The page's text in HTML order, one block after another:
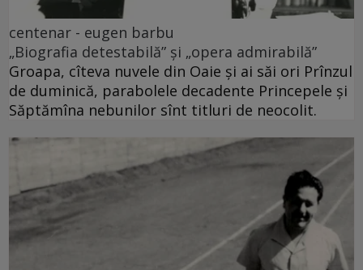
centenar - eugen barbu
„Biografia detestabilă” și „opera admirabilă”
Groapa, cîteva nuvele din Oaie și ai săi ori Prînzul
de duminică, parabolele decadente Princepele și
Săptămîna nebunilor sînt titluri de neocolit.